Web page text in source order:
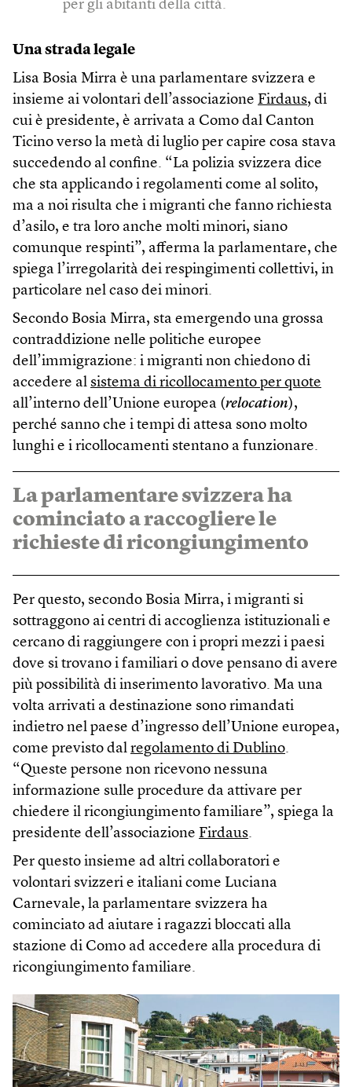
per gli abitanti della città.
Una strada legale
Lisa Bosia Mirra è una parlamentare svizzera e
insieme ai volontari dell’associazione Firdaus, di
cui è presidente, è arrivata a Como dal Canton
Ticino verso la metà di luglio per capire cosa stava
succedendo al confine. “La polizia svizzera dice
che sta applicando i regolamenti come al solito,
ma a noi risulta che i migranti che fanno richiesta
d’asilo, e tra loro anche molti minori, siano
comunque respinti”, afferma la parlamentare, che
spiega l’irregolarità dei respingimenti collettivi, in
particolare nel caso dei minori.
Secondo Bosia Mirra, sta emergendo una grossa
contraddizione nelle politiche europee
dell’immigrazione: i migranti non chiedono di
accedere al sistema di ricollocamento per quote
all’interno dell’Unione europea (relocation),
perché sanno che i tempi di attesa sono molto
lunghi e i ricollocamenti stentano a funzionare.
La parlamentare svizzera ha
cominciato a raccogliere le
richieste di ricongiungimento
Per questo, secondo Bosia Mirra, i migranti si
sottraggono ai centri di accoglienza istituzionali e
cercano di raggiungere con i propri mezzi i paesi
dove si trovano i familiari o dove pensano di avere
più possibilità di inserimento lavorativo. Ma una
volta arrivati a destinazione sono rimandati
indietro nel paese d’ingresso dell’Unione europea,
come previsto dal regolamento di Dublino.
“Queste persone non ricevono nessuna
informazione sulle procedure da attivare per
chiedere il ricongiungimento familiare”, spiega la
presidente dell’associazione Firdaus.
Per questo insieme ad altri collaboratori e
volontari svizzeri e italiani come Luciana
Carnevale, la parlamentare svizzera ha
cominciato ad aiutare i ragazzi bloccati alla
stazione di Como ad accedere alla procedura di
ricongiungimento familiare.